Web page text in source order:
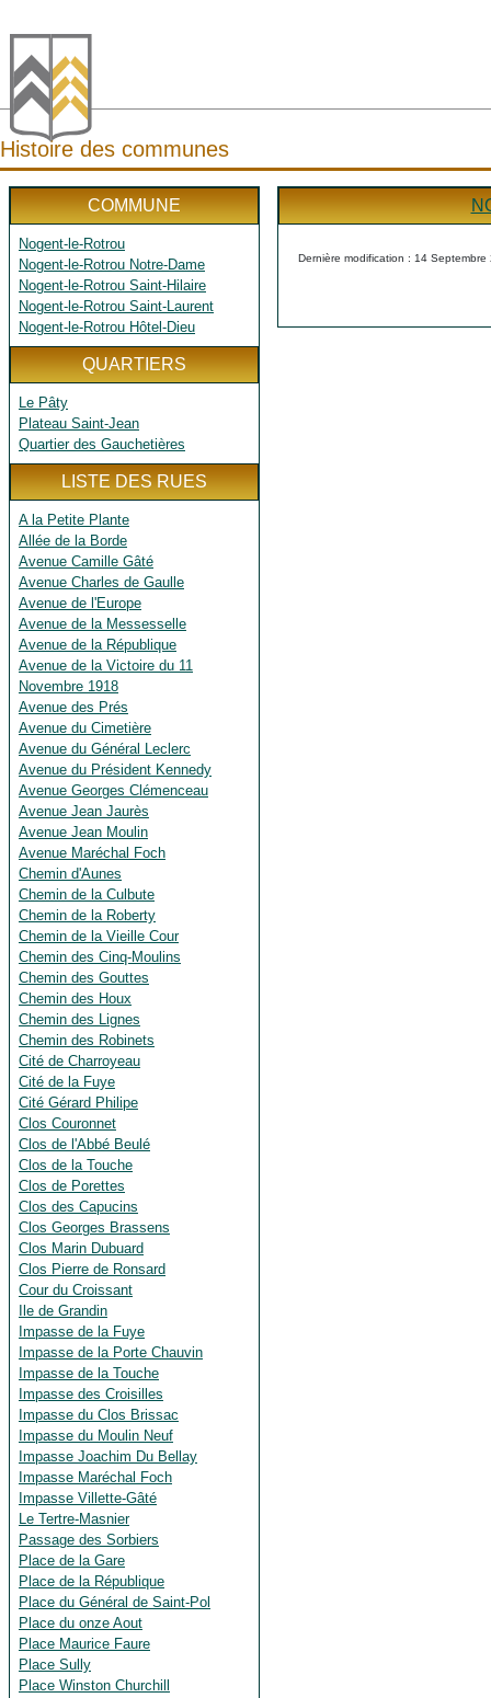
Histoire des communes
COMMUNE
Nogent-le-Rotrou
Nogent-le-Rotrou Notre-Dame
Nogent-le-Rotrou Saint-Hilaire
Nogent-le-Rotrou Saint-Laurent
Nogent-le-Rotrou Hôtel-Dieu
QUARTIERS
Le Pâty
Plateau Saint-Jean
Quartier des Gauchetières
LISTE DES RUES
A la Petite Plante
Allée de la Borde
Avenue Camille Gâté
Avenue Charles de Gaulle
Avenue de l'Europe
Avenue de la Messesselle
Avenue de la République
Avenue de la Victoire du 11
Novembre 1918
Avenue des Prés
Avenue du Cimetière
Avenue du Général Leclerc
Avenue du Président Kennedy
Avenue Georges Clémenceau
Avenue Jean Jaurès
Avenue Jean Moulin
Avenue Maréchal Foch
Chemin d'Aunes
Chemin de la Culbute
Chemin de la Roberty
Chemin de la Vieille Cour
Chemin des Cinq-Moulins
Chemin des Gouttes
Chemin des Houx
Chemin des Lignes
Chemin des Robinets
Cité de Charroyeau
Cité de la Fuye
Cité Gérard Philipe
Clos Couronnet
Clos de l'Abbé Beulé
Clos de la Touche
Clos de Porettes
Clos des Capucins
Clos Georges Brassens
Clos Marin Dubuard
Clos Pierre de Ronsard
Cour du Croissant
Ile de Grandin
Impasse de la Fuye
Impasse de la Porte Chauvin
Impasse de la Touche
Impasse des Croisilles
Impasse du Clos Brissac
Impasse du Moulin Neuf
Impasse Joachim Du Bellay
Impasse Maréchal Foch
Impasse Villette-Gâté
Le Tertre-Masnier
Passage des Sorbiers
Place de la Gare
Place de la République
Place du Général de Saint-Pol
Place du onze Aout
Place Maurice Faure
Place Sully
Place Winston Churchill
Dernière modification : 14 Septembre